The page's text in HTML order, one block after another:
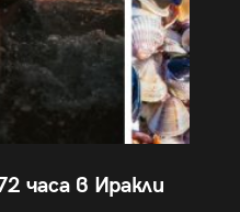
часа в Иракли